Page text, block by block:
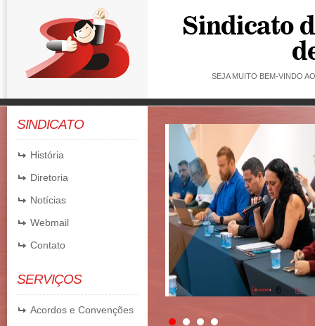
SEJA MUITO BEM-VINDO
SINDICATO
História
Diretoria
Notícias
Webmail
Contato
SERVIÇOS
Acordos e Convenções
| HORÁRIO DE